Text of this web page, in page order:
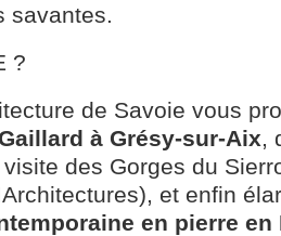
savantes.
?
de Savoie vous
à Grésy-sur-Aix,
des Gorges du
et enfin
en pierre en